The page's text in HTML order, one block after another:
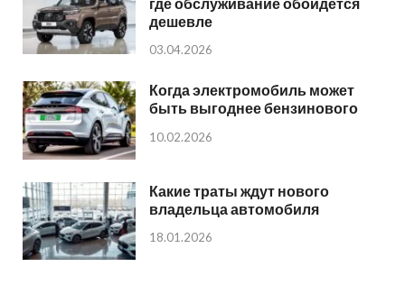
дешевле
03.04.2026
Когда электромобиль может
быть выгоднее бензинового
10.02.2026
Какие траты ждут нового
владельца автомобиля
18.01.2026